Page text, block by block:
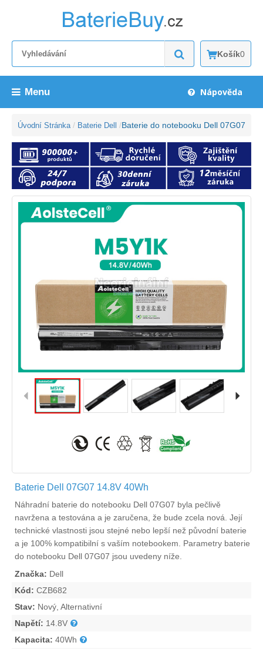
Košík0
Menu Nápověda
Úvodní Stránka Baterie Dell Baterie do notebooku Dell 07G07
Baterie Dell 07G07 14.8V 40Wh
Náhradní baterie do notebooku Dell 07G07 byla pečlivě
navržena a testována a je zaručena, že bude zcela nová. Její
technické vlastnosti jsou stejné nebo lepší než původní baterie
a je 100% kompatibilní s vaším notebookem. Parametry baterie
do notebooku Dell 07G07 jsou uvedeny níže.
Značka: Dell
Kód: CZB682
Stav: Nový, Alternativní
Napětí: 14.8V
Kapacita: 40Wh